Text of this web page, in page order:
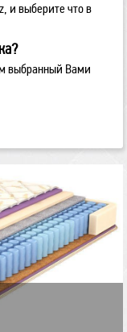
и выберите что в
выбранный Вами